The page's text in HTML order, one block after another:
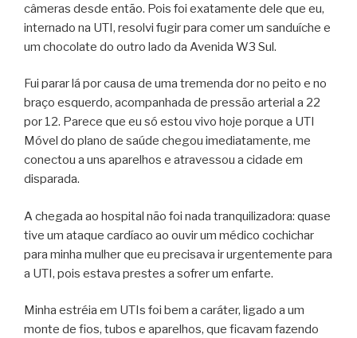
câmeras desde então. Pois foi exatamente dele que eu,
internado na UTI, resolvi fugir para comer um sanduíche e
um chocolate do outro lado da Avenida W3 Sul.
Fui parar lá por causa de uma tremenda dor no peito e no
braço esquerdo, acompanhada de pressão arterial a 22
por 12. Parece que eu só estou vivo hoje porque a UTI
Móvel do plano de saúde chegou imediatamente, me
conectou a uns aparelhos e atravessou a cidade em
disparada.
A chegada ao hospital não foi nada tranquilizadora: quase
tive um ataque cardíaco ao ouvir um médico cochichar
para minha mulher que eu precisava ir urgentemente para
a UTI, pois estava prestes a sofrer um enfarte.
Minha estréia em UTIs foi bem a caráter, ligado a um
monte de fios, tubos e aparelhos, que ficavam fazendo